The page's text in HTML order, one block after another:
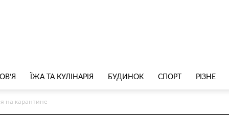
ЇЖА ТА КУЛІНАРІЯ БУДИНОК СПОРТ РІЗНЕ
на карантине